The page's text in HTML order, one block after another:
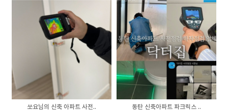
쏘요님의 신축 아파트 사전.. 동탄 신축아파트 파크릭스 ..